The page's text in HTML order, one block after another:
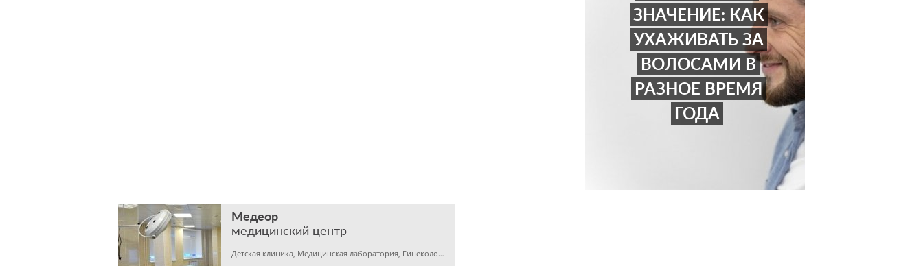
ЗНАЧЕНИЕ: КАК
УХАЖИВАТЬ ЗА
ВОЛОСАМИ В
РАЗНОЕ ВРЕМЯ
ГОДА
Медеор
медицинский центр
Детская клиника, Медицинская лаборатория, Гинекология